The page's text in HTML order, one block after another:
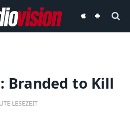
audiovisionaudiovision
Branded to Kill
LESEZEIT